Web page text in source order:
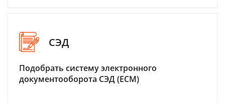
СЭД
Подобрать систему электронного
документооборота СЭД (ECM)